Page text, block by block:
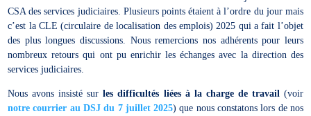
CSA des services judiciaires. Plusieurs points étaient à l’ordre du jour mais
c’est la CLE (circulaire de localisation des emplois) 2025 qui a fait l’objet
des plus longues discussions. Nous remercions nos adhérents pour leurs
nombreux retours qui ont pu enrichir les échanges avec la direction des
services judiciaires.
Nous avons insisté surles difficultés liées à la charge de travail (voir
notre courrier au DSJ du 7 juillet 2025) que nous constatons lors de nos